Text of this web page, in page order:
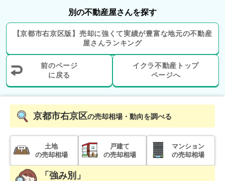
階数:3 階 築年数: 7年
建物面積:87 ㎡ 土地面積: 59 ㎡
6,900 2026年4月
京都府京都市北区北野上白梅町
階数:2階 築年数:25年
300 万円 2026年4月
別の不動産屋さんを探す
【京都市右京区版】 売却に強くて実績が豊富な地元の不動産
屋さんランキング
前のページ
に戻る
イクラ不動産トップ
ページへ
京都市右京区の売却相場・動向を調べる
土地
の売却相場
戸建て
の売却相場
マンション
の売却相場
「強み別」